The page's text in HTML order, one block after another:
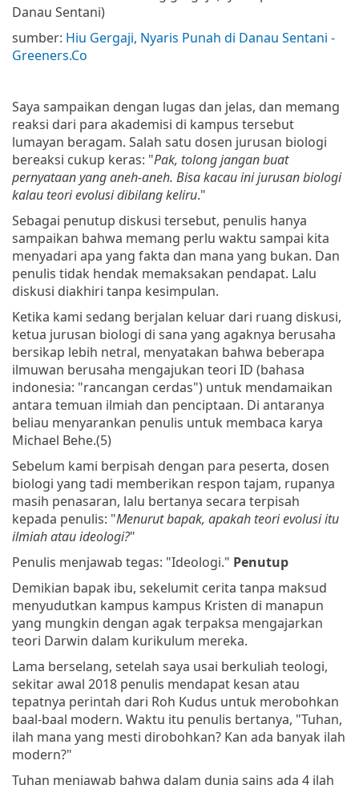
Danau Sentani)
sumber: Hiu Gergaji, Nyaris Punah di Danau Sentani -
Greeners.Co
Saya sampaikan dengan lugas dan jelas, dan memang
reaksi dari para akademisi di kampus tersebut
lumayan beragam. Salah satu dosen jurusan biologi
bereaksi cukup keras: "Pak, tolong jangan buat
pernyataan yang aneh-aneh. Bisa kacau ini jurusan biologi
kalau teori evolusi dibilang keliru."
Sebagai penutup diskusi tersebut, penulis hanya
sampaikan bahwa memang perlu waktu sampai kita
menyadari apa yang fakta dan mana yang bukan. Dan
penulis tidak hendak memaksakan pendapat. Lalu
diskusi diakhiri tanpa kesimpulan.
Ketika kami sedang berjalan keluar dari ruang diskusi,
ketua jurusan biologi di sana yang agaknya berusaha
bersikap lebih netral, menyatakan bahwa beberapa
ilmuwan berusaha mengajukan teori ID (bahasa
indonesia: "rancangan cerdas") untuk mendamaikan
antara temuan ilmiah dan penciptaan. Di antaranya
beliau menyarankan penulis untuk membaca karya
Michael Behe.(5)
Sebelum kami berpisah dengan para peserta, dosen
biologi yang tadi memberikan respon tajam, rupanya
masih penasaran, lalu bertanya secara terpisah
kepada penulis: "Menurut bapak, apakah teori evolusi itu
ilmiah atau ideologi?"
Penulis menjawab tegas: "Ideologi." Penutup
Demikian bapak ibu, sekelumit cerita tanpa maksud
menyudutkan kampus kampus Kristen di manapun
yang mungkin dengan agak terpaksa mengajarkan
teori Darwin dalam kurikulum mereka.
Lama berselang, setelah saya usai berkuliah teologi,
sekitar awal 2018 penulis mendapat kesan atau
tepatnya perintah dari Roh Kudus untuk merobohkan
baal-baal modern. Waktu itu penulis bertanya, "Tuhan,
ilah mana yang mesti dirobohkan? Kan ada banyak ilah
modern?"
Tuhan menjawab bahwa dalam dunia sains ada 4 ilah